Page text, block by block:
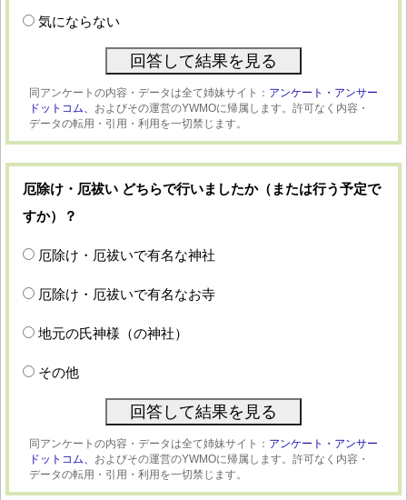
気にならない
同アンケートの内容・データは全て姉妹サイト： アンケート・アンサー
ドットコム、 およびその運営のYWMOに帰属します。許可なく内容・
データの転用・引用・利用を一切禁じます。
厄除け・厄祓い どちらで行いましたか（または行う予定で
すか）？
厄除け・厄祓いで有名な神社
厄除け・厄祓いで有名なお寺
地元の氏神様（の神社）
その他
同アンケートの内容・データは全て姉妹サイト： アンケート・アンサー
ドットコム、 およびその運営のYWMOに帰属します。許可なく内容・
データの転用・引用・利用を一切禁じます。